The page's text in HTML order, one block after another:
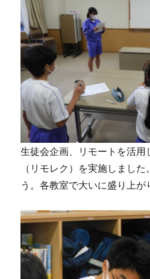
生徒会企画、リモートを活用
（リモレク）を実施しまし
う。各教室で大いに盛り上が